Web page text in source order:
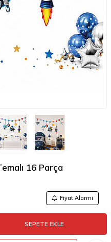
16 Parça
Fiyat Alarmı
SEPETE EKLE